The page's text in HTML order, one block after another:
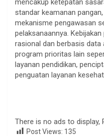
mencakup ketepatan
standar keamanan
mekanisme pengawasan
pelaksanaannya.
rasional dan berbasis data
program prioritas lain
layanan pendidikan,
penguatan layanan
There is no ads to display,
Post Views: 135